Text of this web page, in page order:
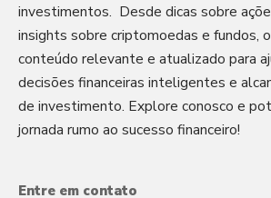
investimentos. Desde dicas sobre
insights sobre criptomoedas e fundos,
conteúdo relevante e atualizado para
decisões financeiras inteligentes e
de investimento. Explore conosco e
jornada rumo ao sucesso financeiro!
Entre em contato